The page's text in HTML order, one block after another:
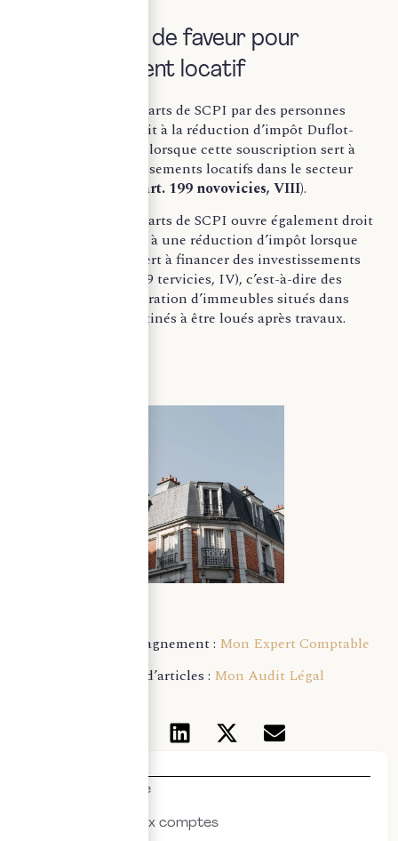
Actualités & veille
Commissariat aux comptes
IV – Régimes de faveur pour
l’investissement locatif
La souscription de parts de SCPI par des personnes
physiques ouvre droit à la réduction d’impôt Duflot-
Pinel-Denormandie lorsque cette souscription sert à
financer des investissements locatifs dans le secteur
CGI art. 199 novovicies, VIII).
La souscription de parts de SCPI ouvre également droit
pour le souscripteur à une réduction d’impôt lorsque
cette souscription sert à financer des investissements
Malraux (CGI art. 199 tervicies, IV), c’est-à-dire des
opérations de restauration d’immeubles situés dans
certaines zones, destinés à être loués après travaux.
Pour un accompagnement : Mon Expert Comptable
Pour plus d’articles : Mon Audit Légal